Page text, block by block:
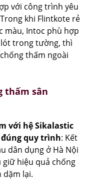
với công trình yêu
khi Flintkote rẻ
màu, Intoc phù hợp
trong tường, thì
thấm ngoài
thấm sân
với hệ Sikalastic
đúng quy trình: Kết
dân dụng ở Hà Nội
giữ hiệu quả chống
dặm lại.